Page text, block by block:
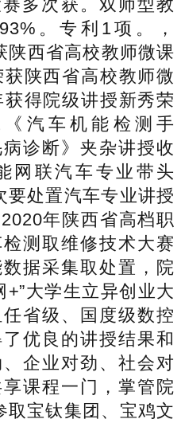
多次获。双师型教
。专利1项。，
陕西省高校教师微课
陕西省高校教师微
得院级讲授新秀荣
汽车机能检测手
诊断》夹杂讲授收
网联汽车专业带头
要处置汽车专业讲授
年陕西省高档职
测取维修技术大赛
据采集取处置，院
大学生立异创业大
省级、国度级数控
优良的讲授结果和
企业对劲、社会对
课程一门，掌管院
取宝钛集团、宝鸡文